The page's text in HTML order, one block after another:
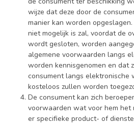
wijze dat deze door de
manier kan worden
niet mogelijk is zal, voordat de
wordt gesloten, worden
algemene voorwaarden langs
worden kennisgenomen en dat
consument langs elektronische
kosteloos zullen worden
De consument kan zich
voorwaarden wat voor hem
er specifieke product- of